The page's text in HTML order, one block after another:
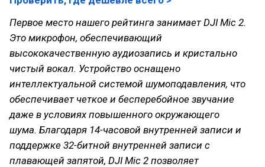
Первое место нашего рейтинга занимает DJI Mic 2.
Это микрофон, обеспечивающий
высококачественную аудиозапись и кристально
чистый вокал. Устройство оснащено
интеллектуальной системой шумоподавления, что
обеспечивает четкое и бесперебойное звучание
даже в условиях повышенного окружающего
шума. Благодаря 14-часовой внутренней записи и
поддержке 32-битной внутренней записи с
плавающей запятой, DJI Mic 2 позволяет